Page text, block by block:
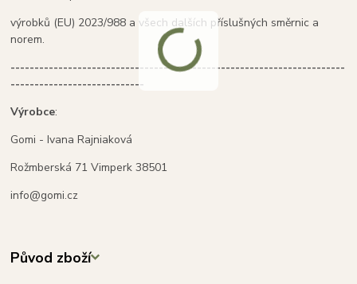
výrobků (EU) 2023/988 a všech dalších příslušných směrnic a
norem.
----------------------------------------------------------------------
----------------------------
Výrobce:
Gomi - Ivana Rajniaková
Rožmberská 71 Vimperk 38501
info@gomi.cz
Původ zboží